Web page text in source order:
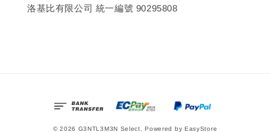
洛基比有限公司 統一編號 90295808
© 2026 G3NTL3M3N Select. Powered by EasyStore